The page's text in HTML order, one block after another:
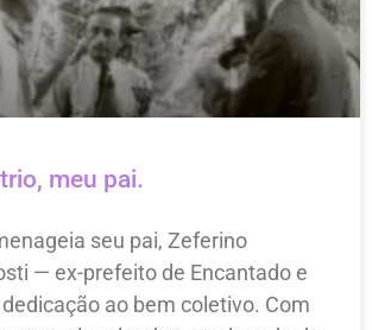
meu pai.
seu pai, Zeferino
— ex-prefeito de Encantado e
ao bem coletivo. Com